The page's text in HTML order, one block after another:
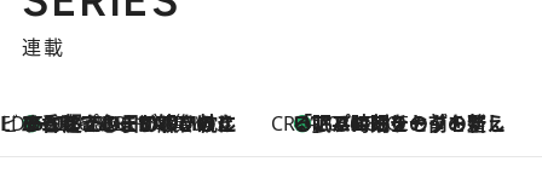
連載
ビューティいいもの集め EDITORS' BEST
2026.8.10
35℃超えの日の夜、枕にひと吹き！ BAUMのルームスプレーが、ひのきの香りで心まで解きほぐす CREA'S CHOICE
2026.8.10
「眠る時刻をセットする」——眠りの前を整える、バルミューダの新しいアプローチ